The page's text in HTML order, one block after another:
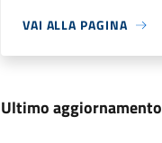
VAI ALLA PAGINA
Ultimo aggiornamento